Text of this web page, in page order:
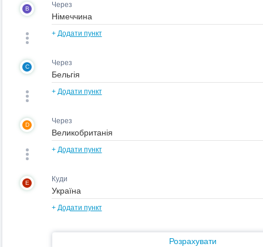
B Через
+ Додати пункт
C Через
+ Додати пункт
D Через
+ Додати пункт
E Куди
+ Додати пункт
Розрахувати